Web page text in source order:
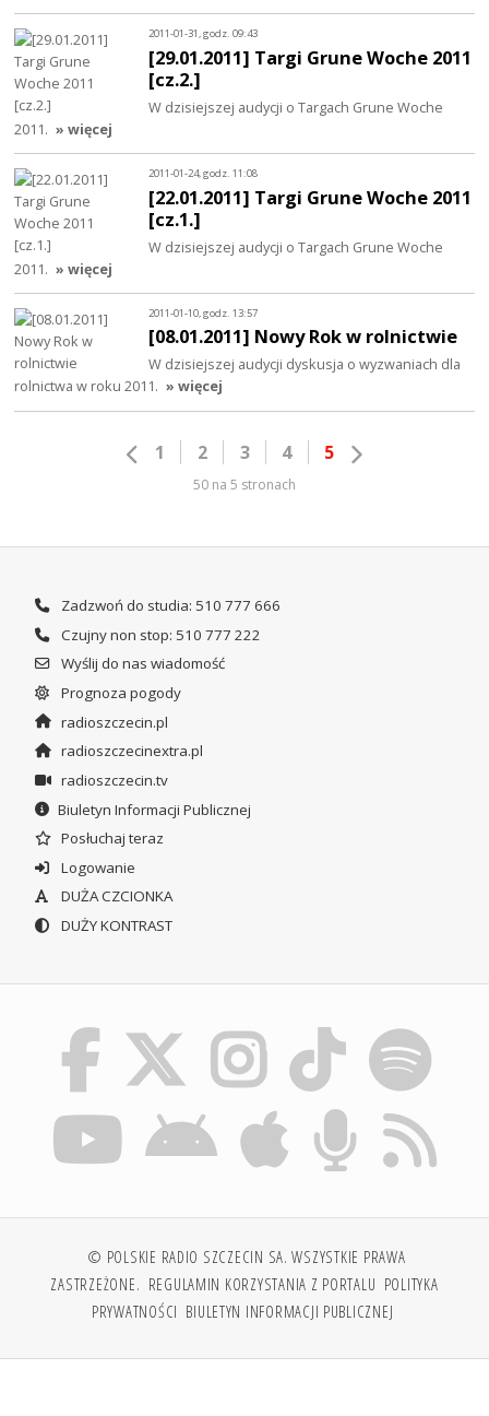
2011-01-31, godz. 09:43
[29.01.2011] Targi Grune Woche 2011
[cz.2.]
W dzisiejszej audycji o Targach Grune Woche
2011. » więcej
2011-01-24, godz. 11:08
[22.01.2011] Targi Grune Woche 2011
[cz.1.]
W dzisiejszej audycji o Targach Grune Woche
2011. » więcej
2011-01-10, godz. 13:57
[08.01.2011] Nowy Rok w rolnictwie
W dzisiejszej audycji dyskusja o wyzwaniach dla
rolnictwa w roku 2011. » więcej
1 2 3 4 5
50 na 5 stronach
Zadzwoń do studia: 510 777 666
Czujny non stop: 510 777 222
Wyślij do nas wiadomość
Prognoza pogody
radioszczecin.pl
radioszczecinextra.pl
radioszczecin.tv
Biuletyn Informacji Publicznej
Posłuchaj teraz
Logowanie
DUŻA CZCIONKA
DUŻY KONTRAST
© POLSKIE RADIO SZCZECIN SA. WSZYSTKIE PRAWA
ZASTRZEŻONE. REGULAMIN KORZYSTANIA Z PORTALU POLITYKA
PRYWATNOŚCI BIULETYN INFORMACJI PUBLICZNEJ